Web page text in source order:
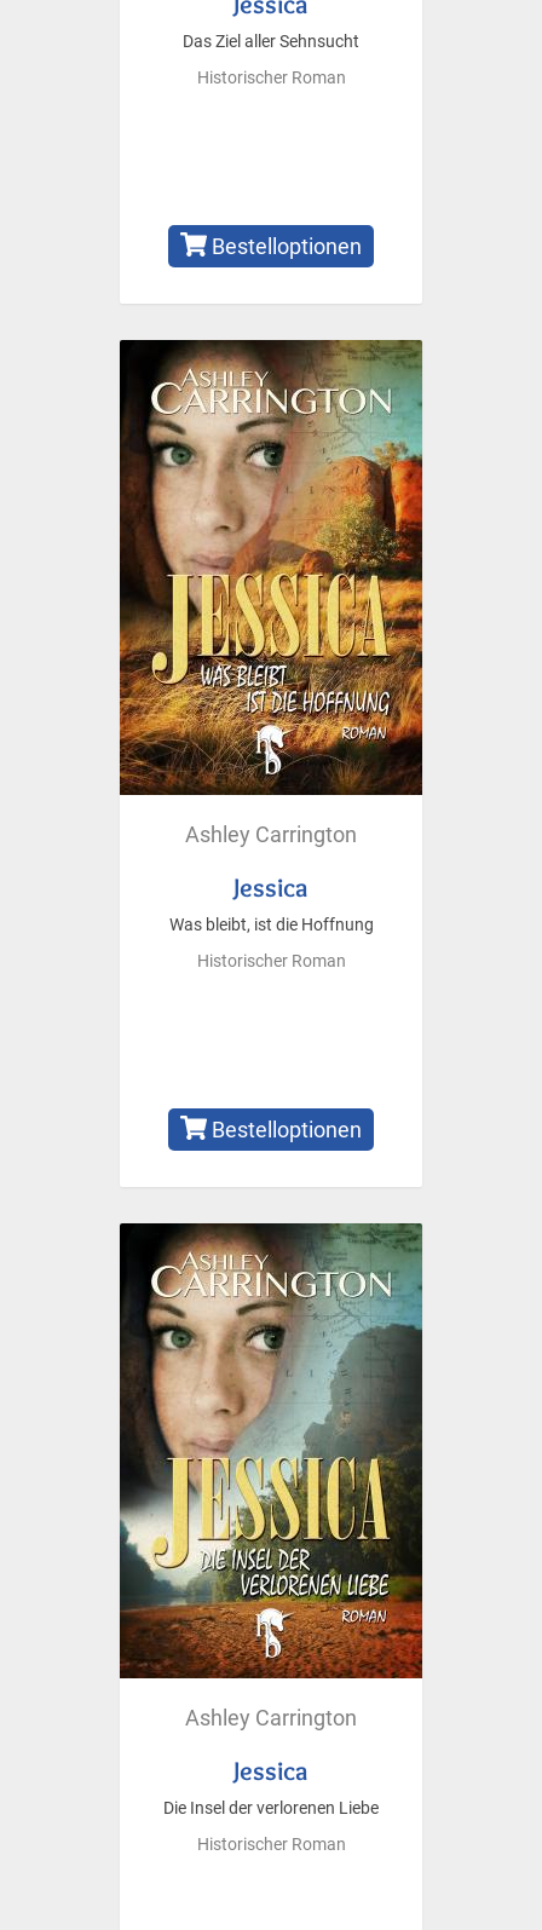
Das Ziel aller Sehnsucht
Historischer Roman
Bestelloptionen
Ashley Carrington
Jessica
Was bleibt, ist die Hoffnung
Historischer Roman
Bestelloptionen
Ashley Carrington
Jessica
Die Insel der verlorenen Liebe
Historischer Roman